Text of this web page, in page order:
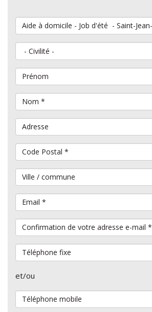
Vous souhaitez postuler au poste de
Civilité
Prénom
Nom*
Adresse
Code Postal*
Ville / commune
Email*
Confirmation de votre adresse e-mail*
Téléphone fixe
et/ou
Téléphone mobile